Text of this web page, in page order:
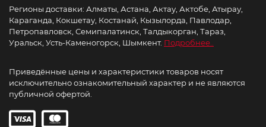
Регионы доставки: Алматы, Астана, Актау, Актобе, Атырау,
Караганда, Кокшетау, Костанай, Кызылорда, Павлодар,
Петропавловск, Семипалатинск, Талдыкорган, Тараз,
Уральск, Усть-Каменогорск, Шымкент. Подробнее..
Приведённые цены и характеристики товаров носят
исключительно ознакомительный характер и не являются
публичной офертой.